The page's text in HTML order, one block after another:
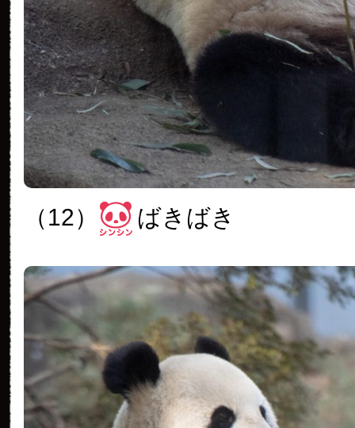
（12） ばきばき